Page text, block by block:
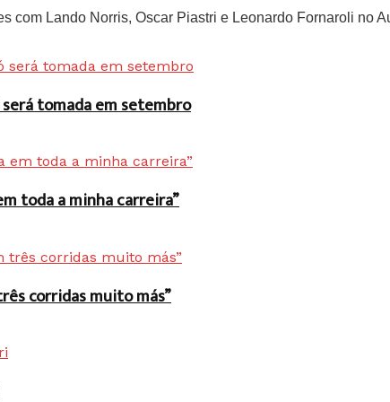
com Lando Norris, Oscar Piastri e Leonardo Fornaroli no
tomada em setembro
toda a minha carreira”
corridas muito más”